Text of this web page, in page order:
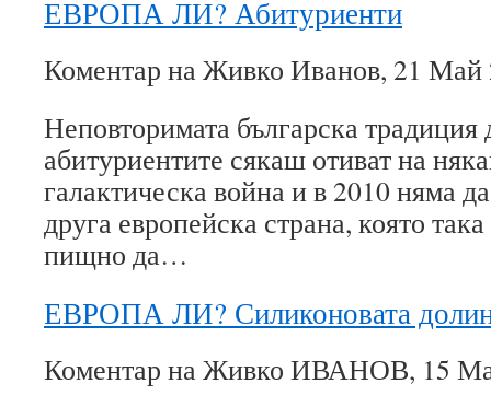
ЕВРОПА ЛИ? Абитуриенти
Коментар на Живко Иванов, 21 Май
Неповторимата българска традиция
абитуриентите сякаш отиват на
галактическа война и в 2010 няма
друга европейска страна, която
пищно да…
ЕВРОПА ЛИ? Силиконовата
Коментар на Живко ИВАНОВ, 15